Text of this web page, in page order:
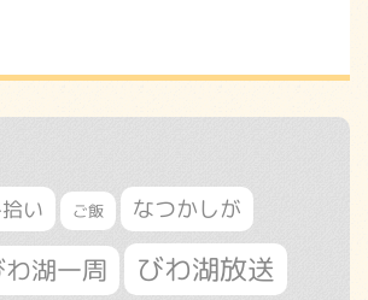
い ご飯 なつかしが
わ湖一周 びわ湖放送